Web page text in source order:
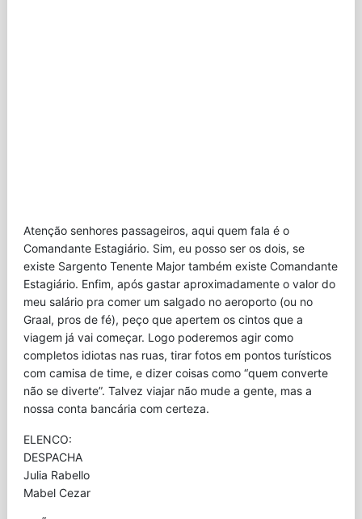
Atenção senhores passageiros, aqui quem fala é o
Comandante Estagiário. Sim, eu posso ser os dois, se
existe Sargento Tenente Major também existe Comandante
Estagiário. Enfim, após gastar aproximadamente o valor do
meu salário pra comer um salgado no aeroporto (ou no
Graal, pros de fé), peço que apertem os cintos que a
viagem já vai começar. Logo poderemos agir como
completos idiotas nas ruas, tirar fotos em pontos turísticos
com camisa de time, e dizer coisas como “quem converte
não se diverte”. Talvez viajar não mude a gente, mas a
nossa conta bancária com certeza.
ELENCO:
DESPACHA
Julia Rabello
Mabel Cezar